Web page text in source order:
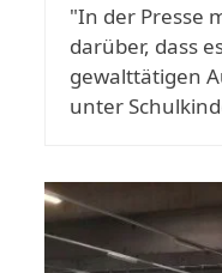
"In der Presse
darüber, dass
gewalttätigen
unter